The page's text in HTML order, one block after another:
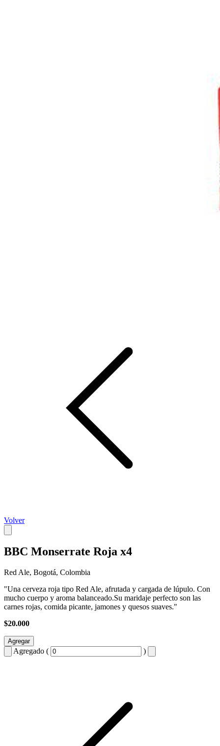
Volver
BBC Monserrate Roja x4
Red Ale, Bogotá, Colombia
"Una cerveza roja tipo Red Ale, afrutada y cargada de lúpulo. Con
mucho cuerpo y aroma balanceado.Su maridaje perfecto son las
carnes rojas, comida picante, jamones y quesos suaves."
$20.000
Agregar
Agregado ( )